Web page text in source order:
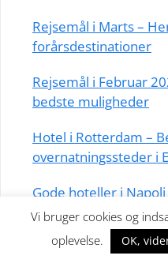
Rejsemål i Marts –
forårsdestinationer
Rejsemål i Februar
bedste muligheder
Hotel i Rotterdam –
overnatningssteder i
Gode hoteller i
områder
Overnatning i Berlin:
Vi bruger cookies og
oplevelse.
OK,